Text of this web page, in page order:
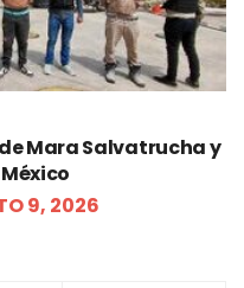
Mara Salvatrucha y
9, 2026